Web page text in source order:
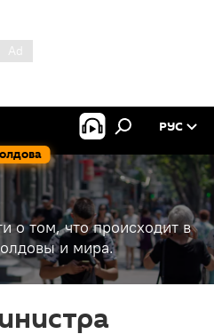
РУС
о том, что происходит в
и мира.